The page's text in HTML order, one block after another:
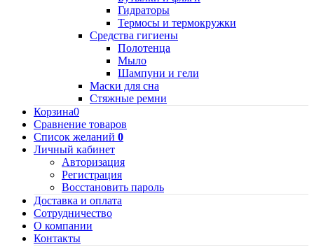
Гидраторы
Термосы и термокружки
Средства гигиены
Полотенца
Мыло
Шампуни и гели
Маски для сна
Стяжные ремни
Корзина0
Сравнение товаров
Список желаний 0
Личный кабинет
Авторизация
Регистрация
Восстановить пароль
Доставка и оплата
Сотрудничество
О компании
Контакты